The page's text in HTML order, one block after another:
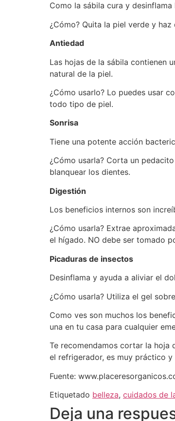
Como la sábila cura y
¿Cómo? Quita la piel verde y
Antiedad
Las hojas de la sábila contienen
natural de la piel.
¿Cómo usarlo? Lo puedes usar
todo tipo de piel.
Sonrisa
Tiene una potente acción
¿Cómo usarla? Corta un
blanquear los dientes.
Digestión
Los beneficios internos son
¿Cómo usarla? Extrae
el hígado. NO debe ser tomado
Picaduras de insectos
Desinflama y ayuda a aliviar el
¿Cómo usarla? Utiliza el gel
Como ves son muchos los
una en tu casa para cualquier
Te recomendamos cortar la hoja
el refrigerador, es muy práctico
Fuente:
Etiquetado belleza, cuidados de
Deja una